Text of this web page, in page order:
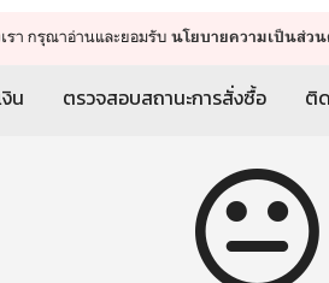
จัดการรถเข็น ดำเนิ
รา กรุณาอ่านและยอมรับนโยบายความเป็นส่วน
น ตรวจสอบสถานะการสั่งซื้อ ติ